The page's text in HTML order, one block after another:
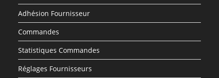
Adhésion Fournisseur
Commandes
Statistiques Commandes
Réglages Fournisseurs